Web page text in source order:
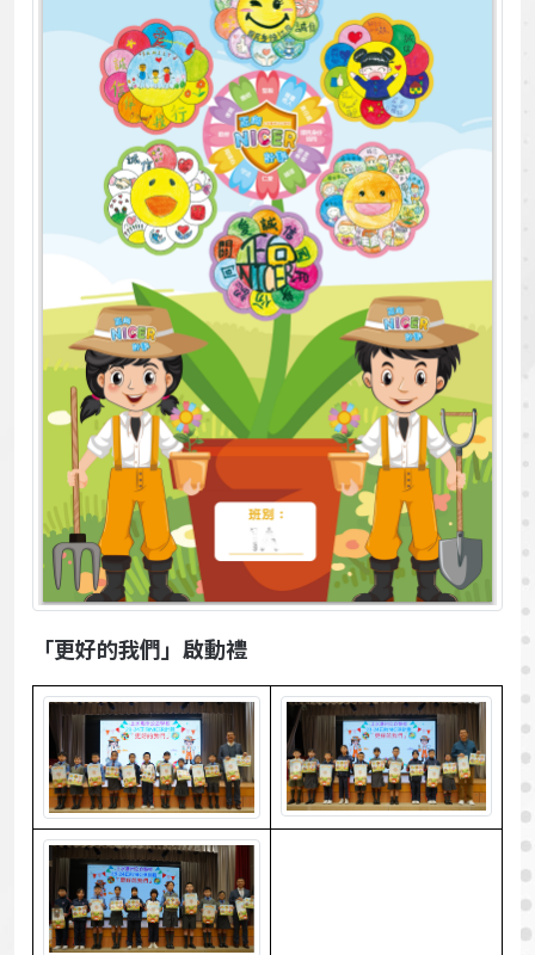
「更好的我們」啟動禮